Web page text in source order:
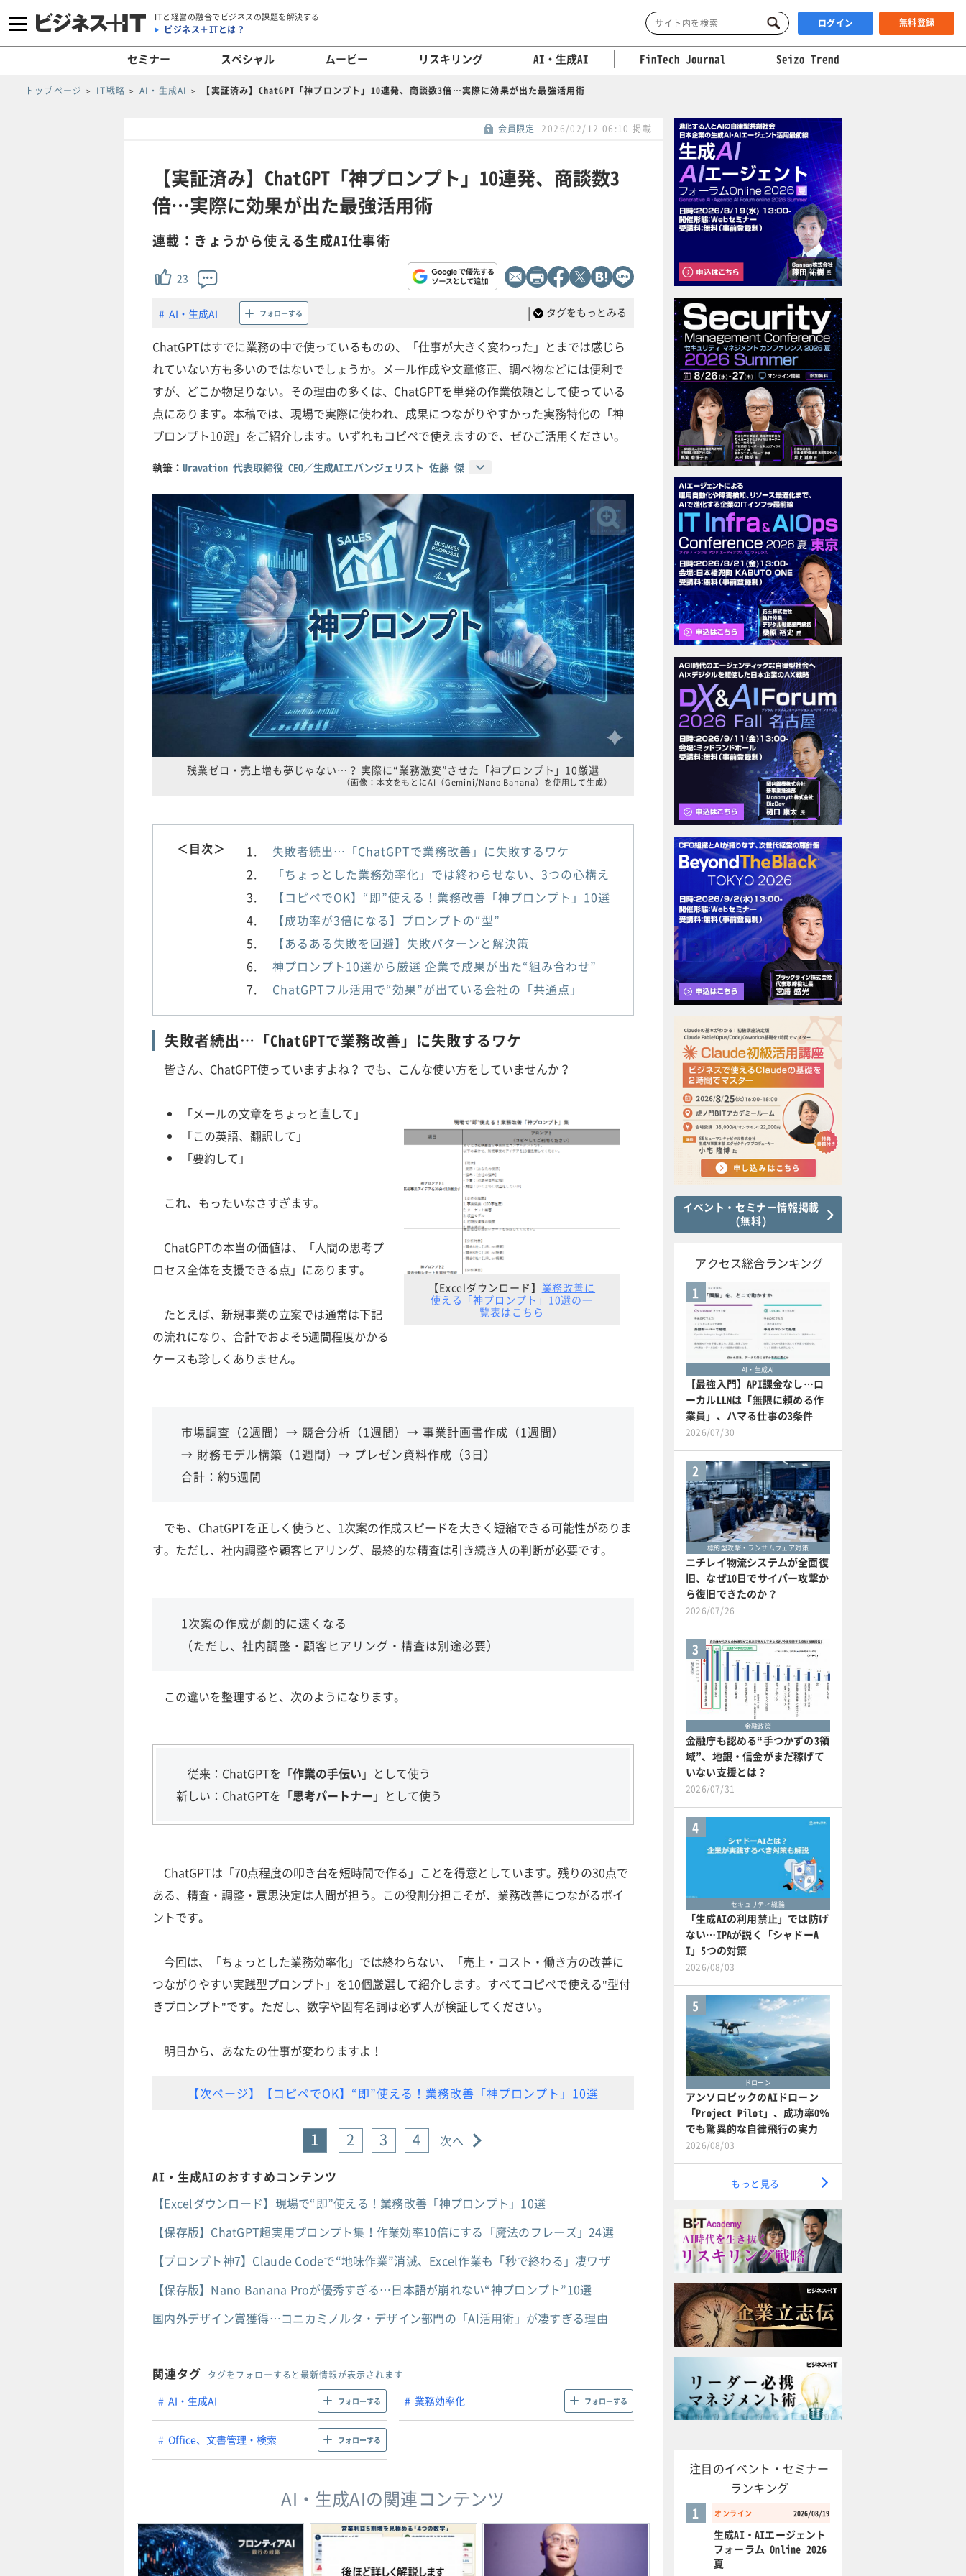
ITと経営の融合でビジネスの課題を解決する
ビジネス＋ITとは？ ログイン 無料登録
セミナー スペシャル ムービー リスキリング AI・生成AI FinTech Journal Seizo Trend
トップページ IT戦略 AI・生成AI 【実証済み】ChatGPT「神プロンプト」10連発、商談数3倍…実際に効果が出た最強活用術
会員限定 2026/02/12 06:10 掲載
【実証済み】ChatGPT「神プロンプト」10連発、商談数3
倍…実際に効果が出た最強活用術
連載：きょうから使える生成AI仕事術
23
AI・生成AI フォローする | タグをもっとみる
ChatGPTはすでに業務の中で使っているものの、「仕事が大きく変わった」とまでは感じら
れていない方も多いのではないでしょうか。メール作成や文章修正、調べ物などには便利で
すが、どこか物足りない。その理由の多くは、ChatGPTを単発の作業依頼として使っている
点にあります。本稿では、現場で実際に使われ、成果につながりやすかった実務特化の「神
プロンプト10選」をご紹介します。いずれもコピペで使えますので、ぜひご活用ください。
執筆： Uravation 代表取締役 CEO／生成AIエバンジェリスト 佐藤 傑
残業ゼロ・売上増も夢じゃない…？ 実際に“業務激変”させた「神プロンプト」10厳選
（画像：本文をもとにAI（Gemini/Nano Banana）を使用して生成）
＜目次＞
失敗者続出…「ChatGPTで業務改善」に失敗するワケ
「ちょっとした業務効率化」では終わらせない、3つの心構え
【コピペでOK】“即”使える！業務改善「神プロンプト」10選
【成功率が3倍になる】プロンプトの“型”
【あるある失敗を回避】失敗パターンと解決策
神プロンプト10選から厳選 企業で成果が出た“組み合わせ”
ChatGPTフル活用で“効果”が出ている会社の「共通点」
失敗者続出…「ChatGPTで業務改善」に失敗するワケ
皆さん、ChatGPT使っていますよね？ でも、こんな使い方をしていませんか？
【Excelダウンロード】 業務改善に
使える「神プロンプト」10選の一
覧表はこちら
「メールの文章をちょっと直して」
「この英語、翻訳して」
「要約して」
これ、もったいなさすぎます。
ChatGPTの本当の価値は、「人間の思考プ
ロセス全体を支援できる点」にあります。
たとえば、新規事業の立案では通常は下記
の流れになり、合計でおよそ5週間程度かかる
ケースも珍しくありません。
市場調査（2週間）→ 競合分析（1週間）→ 事業計画書作成（1週間）
→ 財務モデル構築（1週間）→ プレゼン資料作成（3日）
合計：約5週間
でも、ChatGPTを正しく使うと、1次案の作成スピードを大きく短縮できる可能性がありま
す。ただし、社内調整や顧客ヒアリング、最終的な精査は引き続き人の判断が必要です。
1次案の作成が劇的に速くなる
（ただし、社内調整・顧客ヒアリング・精査は別途必要）
この違いを整理すると、次のようになります。
従来：ChatGPTを「作業の手伝い 」として使う
新しい：ChatGPTを「思考パートナー 」として使う
ChatGPTは「70点程度の叩き台を短時間で作る」ことを得意としています。残りの30点で
ある、精査・調整・意思決定は人間が担う。この役割分担こそが、業務改善につながるポイ
ントです。
今回は、「ちょっとした業務効率化」では終わらない、「売上・コスト・働き方の改善に
つながりやすい実践型プロンプト」を10個厳選して紹介します。すべてコピペで使える"型付
きプロンプト"です。ただし、数字や固有名詞は必ず人が検証してください。
明日から、あなたの仕事が変わりますよ！
【次ページ】【コピペでOK】“即”使える！業務改善「神プロンプト」10選
1 2 3 4 次へ
AI・生成AIのおすすめコンテンツ
【Excelダウンロード】現場で“即”使える！業務改善「神プロンプト」10選
【保存版】ChatGPT超実用プロンプト集！作業効率10倍にする「魔法のフレーズ」24選
【プロンプト神7】Claude Codeで“地味作業”消滅、Excel作業も「秒で終わる」凄ワザ
【保存版】Nano Banana Proが優秀すぎる…日本語が崩れない“神プロンプト”10選
国内外デザイン賞獲得…コニカミノルタ・デザイン部門の「AI活用術」が凄すぎる理由
関連タグ タグをフォローすると最新情報が表示されます
AI・生成AI フォローする 業務効率化 フォローする
Office、文書管理・検索 フォローする
AI・生成AIの関連コンテンツ
イベント・セミナー情報掲載
(無料)
アクセス総合ランキング
1
AI・生成AI
【最強入門】API課金なし…ロ
ーカルLLMは「無限に頼める作
業員」、ハマる仕事の3条件
2026/07/30
2
標的型攻撃・ランサムウェア対策
ニチレイ物流システムが全面復
旧、なぜ10日でサイバー攻撃か
ら復旧できたのか？
2026/07/26
3
金融政策
金融庁も認める“手つかずの3領
域”、地銀・信金がまだ稼げて
いない支援とは？
2026/07/31
4
セキュリティ総論
「生成AIの利用禁止」では防げ
ない…IPAが説く「シャドーA
I」5つの対策
2026/08/03
5
ドローン
アンソロピックのAIドローン
「Project Pilot」、成功率0％
でも驚異的な自律飛行の実力
2026/08/03
もっと見る
注目のイベント・セミナー
ランキング
オンライン 2026/08/19
1
生成AI・AIエージェント
フォーラム Online 2026
夏